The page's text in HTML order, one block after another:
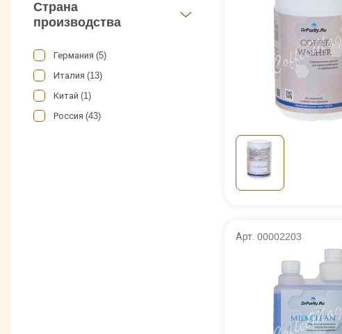
Таблетки (100 шт по 1,35 гр) (2)
Таблетки (100 шт по 2 г) (2)
Страна
производства
Германия (5)
Италия (13)
Китай (1)
Россия (43)
Арт. 00002203